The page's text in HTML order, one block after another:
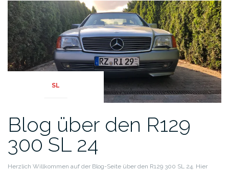
SL
Blog über den R129
300 SL 24
Herzlich Willkommen auf der Blog-Seite über den R129 300 SL 24. Hier